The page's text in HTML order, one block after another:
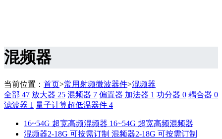
混频器
当前位置： 首页>常用射频微波器件>混频器
全部 47 放大器 25 混频器 7 偏置器 加法器 1 功分器 0 耦合器 0
滤波器 1 量子计算超低温器件 4
16~54G 超宽高频混频器 16~54G 超宽高频混频器
混频器2-18G 可按需订制 混频器2-18G 可按需订制